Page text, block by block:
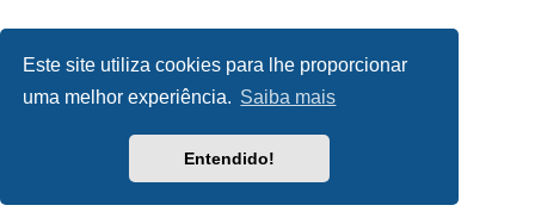
Este site utiliza cookies para lhe proporcionar
uma melhor experiência. Saiba mais
Entendido!